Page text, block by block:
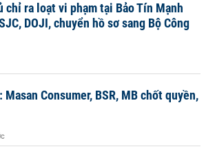
chỉ ra loạt vi phạm tại Bảo Tín Mạnh
DOJI, chuyển hồ sơ sang Bộ Công
Consumer, BSR, MB chốt quyền,